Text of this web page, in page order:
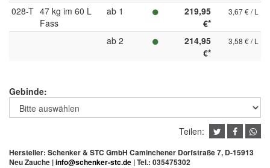
028-T 47 kg im 60 L
Fass
ab 1
219,95
€*
3,67 € / L
ab 2
214,95
€*
3,58 € / L
Gebinde:
Teilen:
Hersteller: Schenker & STC GmbH Caminchener Dorfstraße 7, D-15913
Neu Zauche |info@schenker-stc.de | Tel.: 035475302